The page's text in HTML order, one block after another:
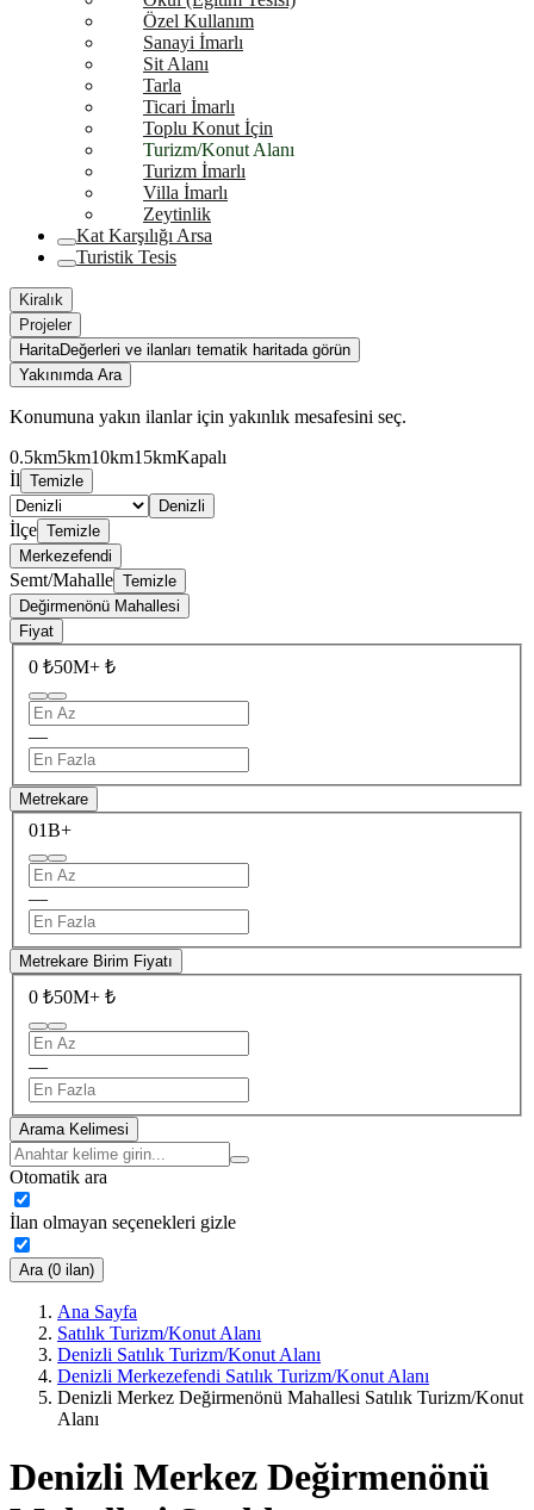
Özel Kullanım
Sanayi İmarlı
Sit Alanı
Tarla
Ticari İmarlı
Toplu Konut İçin
Turizm/Konut Alanı
Turizm İmarlı
Villa İmarlı
Zeytinlik
Kat Karşılığı Arsa
Turistik Tesis
Kiralık
Projeler
HaritaDeğerleri ve ilanları tematik haritada görün
Yakınımda Ara
Konumuna yakın ilanlar için yakınlık mesafesini seç.
0.5km5km10km15kmKapalı
İl Temizle
Denizli
İlçe Temizle
Merkezefendi
Semt/Mahalle Temizle
Değirmenönü Mahallesi
Fiyat
0 ₺50M+ ₺
—
Metrekare
01B+
—
Metrekare Birim Fiyatı
0 ₺50M+ ₺
—
Arama Kelimesi
Otomatik ara
İlan olmayan seçenekleri gizle
Ara (0 ilan)
Ana Sayfa
Satılık Turizm/Konut Alanı
Denizli Satılık Turizm/Konut Alanı
Denizli Merkezefendi Satılık Turizm/Konut Alanı
Denizli Merkez Değirmenönü Mahallesi Satılık Turizm/Konut
Alanı
Denizli Merkez Değirmenönü